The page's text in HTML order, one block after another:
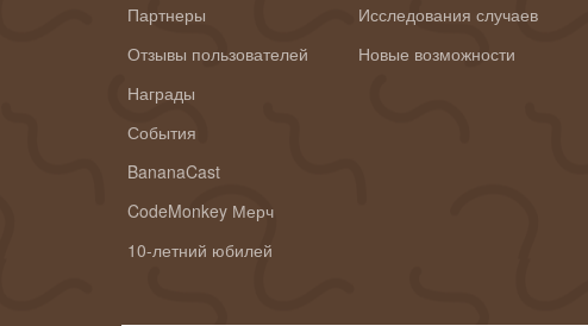
Партнеры
Отзывы пользователей
Награды
События
BananaCast
CodeMonkey Мерч
10-летний юбилей
Исследования случаев
Новые возможности